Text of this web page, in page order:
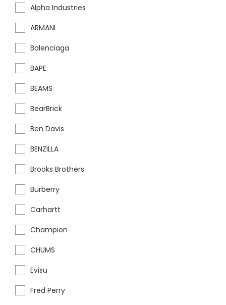
Alpha Industries
ARMANI
Balenciaga
BAPE
BEAMS
BearBrick
Ben Davis
BENZILLA
Brooks Brothers
Burberry
Carhartt
Champion
CHUMS
Evisu
Fred Perry